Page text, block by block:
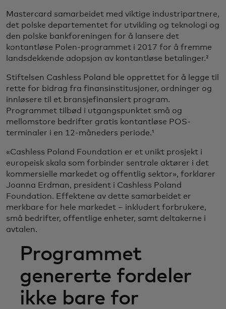
Mastercard samarbeidet med viktige industripartnere,
det polske departementet for utvikling og teknologi og
den polske bankforeningen for å lansere det
kontantløse Polen-programmet i 2017 for å fremme
landsdekkende adopsjon av kontantløse betalinger.²
Stiftelsen Cashless Poland ble opprettet for å legge til
rette for bidrag fra finansinstitusjoner, ordninger og
innløsere til et bransjefinansiert program.
Programmet tilbød i utgangspunktet små og
mellomstore bedrifter gratis kontantløse POS-
terminaler i en 12-måneders periode.¹
«Cashless Poland Foundation er et unikt prosjekt i
europeisk skala som forbinder sentrale aktører i det
kommersielle markedet og offentlig sektor», forklarer
Joanna Erdman, president i Cashless Poland
Foundation. Effektene av dette samarbeidet er
merkbare for hele markedet – inkludert forbrukere,
små bedrifter, offentlige enheter, samt deltakerne i
avtalen.
Programmet
genererte fordeler
ikke bare for